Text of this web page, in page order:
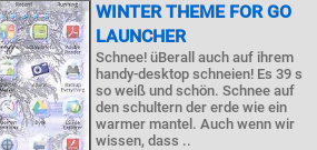
WINTER THEME FOR GO
LAUNCHER
Schnee! üBerall auch auf ihrem
handy-desktop schneien! Es 39 s
so weiß und schön. Schnee auf
den schultern der erde wie ein
warmer mantel. Auch wenn wir
wissen, dass ..